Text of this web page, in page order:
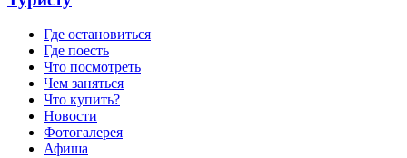
Где остановиться
Где поесть
Что посмотреть
Чем заняться
Что купить?
Новости
Фотогалерея
Афиша